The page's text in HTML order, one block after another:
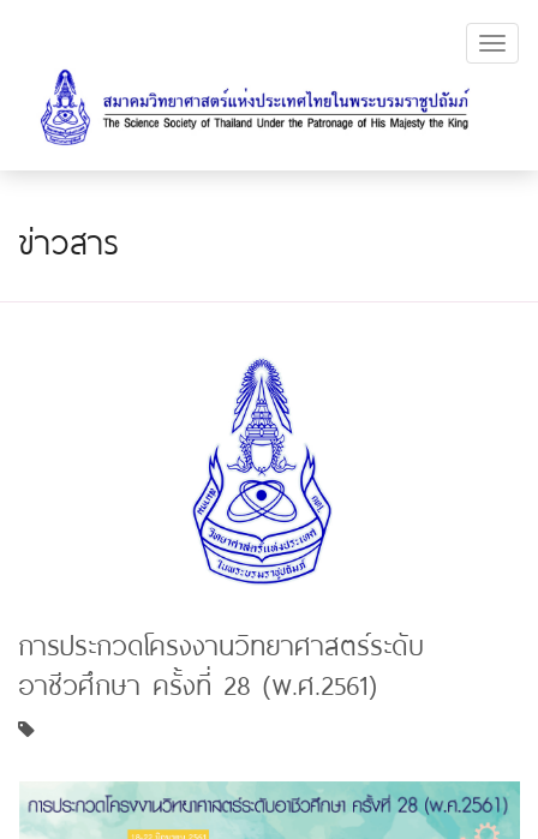
ข่าวสาร
การประกวดโครงงานวิทยาศาสตร์ระดับ
อาชีวศึกษา ครั้งที่ 28 (พ.ศ.2561)